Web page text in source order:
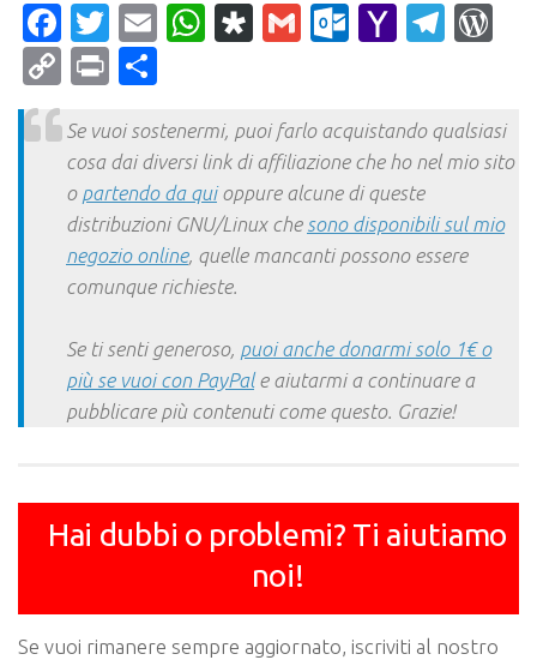
Facebook
Twitter
EmailWhatsApp
Diaspora
Gmail Yahoo
CopyPrint
Se vuoi sostenermi, puoi farlo acquistando qualsiasi
cosa dai diversi link di affiliazione che ho nel mio sito
o partendo da quioppure alcune di queste
distribuzioni GNU/Linux che sono disponibili sul mio
negozio online, quelle mancanti possono essere
comunque richieste.
Se ti senti generoso, puoi anche donarmi solo 1€ o
più se vuoi con PayPale aiutarmi a continuare a
pubblicare più contenuti come questo. Grazie!
Hai dubbi o problemi? Ti aiutiamo
noi!
Se vuoi rimanere sempre aggiornato, iscriviti al nostro